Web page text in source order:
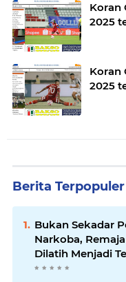
Koran
2025
Koran
2025
Berita Terpopuler
Bukan Sekadar
Narkoba,
Dilatih Menjadi
yang Aman bagi